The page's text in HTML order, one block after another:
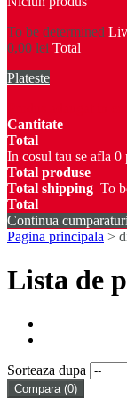
To be determined
0,00 lei Total
Plateste
Cantitate
Total
In cosul tau se afla 0
Total produse
Total shipping To
Total
Continua
Pagina principala >
Lista de
Sorteaza dupa
Compara (0)